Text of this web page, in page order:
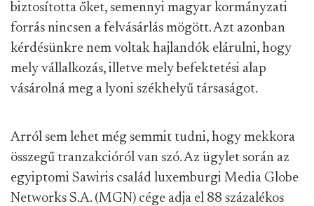
biztosította őket, semennyi magyar kormányzati
forrás nincsen a felvásárlás mögött. Azt azonban
kérdésünkre nem voltak hajlandók elárulni, hogy
mely vállalkozás, illetve mely befektetési alap
vásárolná meg a lyoni székhelyű társaságot.
Arról sem lehet még semmit tudni, hogy mekkora
összegű tranzakcióról van szó. Az ügylet során az
egyiptomi Sawiris család luxemburgi Media Globe
Networks S.A. (MGN) cége adja el 88 százalékos